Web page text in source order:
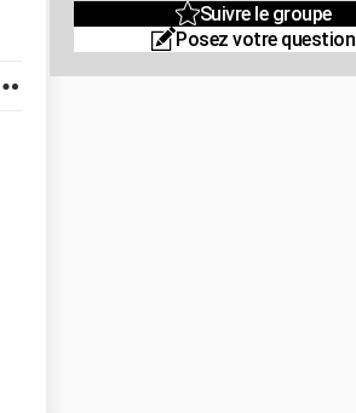
Suivre le groupe
Posez votre question